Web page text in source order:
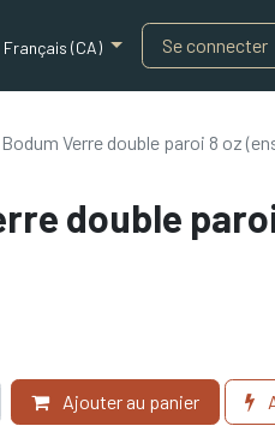
Blogue
Français (CA) Se connecter
Bodum Verre double paroi 8 oz
double
Ajouter au panier